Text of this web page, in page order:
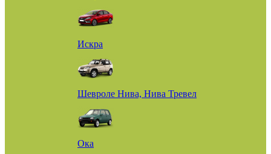
Искра
Шевроле Нива, Нива Тревел
Ока